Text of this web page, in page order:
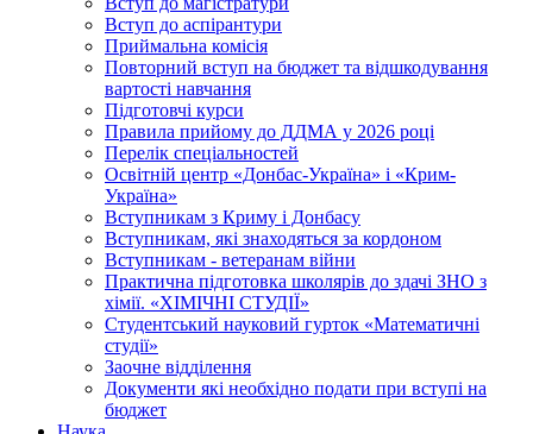
Вступ до аспірантури
Приймальна комісія
Повторний вступ на бюджет та відшкодування
вартості навчання
Підготовчі курси
Правила прийому до ДДМА у 2026 році
Перелік спеціальностей
Освітній центр «Донбас-Україна» і «Крим-
Україна»
Вступникам з Криму і Донбасу
Вступникам, які знаходяться за кордоном
Вступникам - ветеранам війни
Практична підготовка школярів до здачі ЗНО з
хімії. «ХІМІЧНІ СТУДІЇ»
Студентський науковий гурток «Математичні
студії»
Заочне відділення
Документи які необхідно подати при вступі на
бюджет